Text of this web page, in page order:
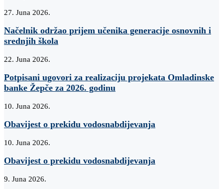
27. Juna 2026.
Načelnik održao prijem učenika generacije osnovnih i
srednjih škola
22. Juna 2026.
Potpisani ugovori za realizaciju projekata Omladinske
banke Žepče za 2026. godinu
10. Juna 2026.
Obavijest o prekidu vodosnabdijevanja
10. Juna 2026.
Obavijest o prekidu vodosnabdijevanja
9. Juna 2026.